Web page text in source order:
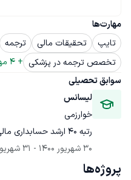
مهارت‌ها
تایپ
تحقیقات مالی ترجمه
تخصص ترجمه در پزشکی +
4
سوابق تحصیلی
لیسانس
خوارزمی
رتبه 40 ارشد حسابداری مالی(بدون سهمیه)
30 شهریور 1400
- 31 شهریور 1404
پروژه‌ها